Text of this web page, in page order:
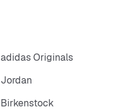
adidas Originals
Jordan
Birkenstock